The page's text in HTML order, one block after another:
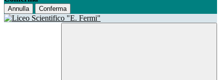
Annulla Conferma